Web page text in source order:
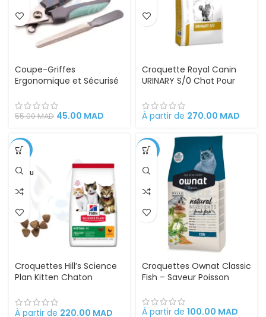
Coupe-Griffes
Ergonomique et Sécurisé
et Lapins – Lames en
Acier Inoxydable, Poignée
Progressive Sans Douleur
55.00MAD 45.00 MAD
Croquette Royal Canin
URINARY S/0 Chat Pour
Cystite régime médicalisé
À partir de 270.00 MAD
-6%
VENDU
Croquettes Hill’s Science
Plan Kitten Chaton
À partir de 220.00 MAD
-5%
Croquettes Ownat Classic
Fish – Saveur Poisson
À partir de 100.00 MAD